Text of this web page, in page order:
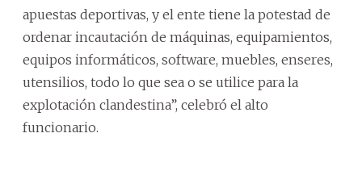
apuestas deportivas, y el ente tiene la potestad de
ordenar incautación de máquinas, equipamientos,
equipos informáticos, software, muebles, enseres,
utensilios, todo lo que sea o se utilice para la
explotación clandestina”, celebró el alto
funcionario.